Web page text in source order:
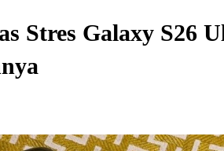
Stres Galaxy S26